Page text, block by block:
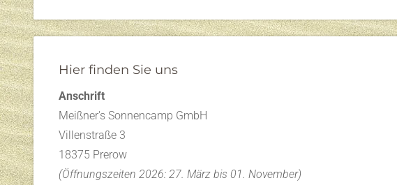
Hier finden Sie uns
Anschrift
Meißner's Sonnencamp GmbH
Villenstraße 3
18375 Prerow
(Öffnungszeiten 2026: 27. März bis 01. November)